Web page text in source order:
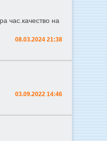
час.качество на
08.03.2024 21:38
03.09.2022 14:46